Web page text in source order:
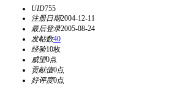
UID755
注册日期2004-12-11
最后登录2005-08-24
发帖数40
经验10枚
威望0点
贡献值0点
好评度0点